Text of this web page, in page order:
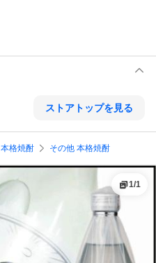
ストアトップを見る
本格焼酎 その他 本格焼酎
1/1